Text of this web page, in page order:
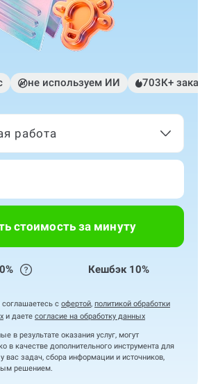
не используем ИИ 703К+
работа
стоимость за минуту
Кешбэк 10%
с офертой, политикой обработки
и даете согласие на обработку данных
в результате оказания услуг, могут
в качестве дополнительного инструмента для
задач, сбора информации и источников,
решением.